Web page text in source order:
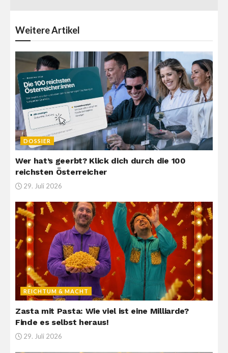
WeitereArtikel
DOSSIER
Wer hat’s geerbt? Klick dich durch die 100
reichsten Österreicher
29. Juli 2026
REICHTUM & MACHT
Zasta mit Pasta: Wie viel ist eine Milliarde?
Finde es selbst heraus!
29. Juli 2026